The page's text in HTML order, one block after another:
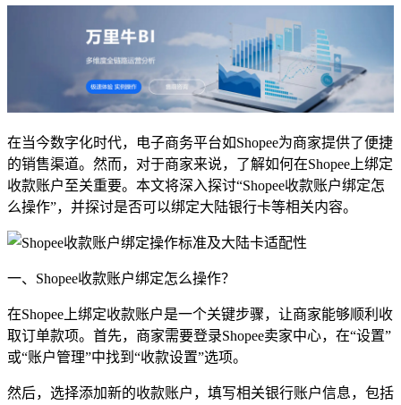
在当今数字化时代，电子商务平台如Shopee为商家提供了便捷
的销售渠道。然而，对于商家来说，了解如何在Shopee上绑定
收款账户至关重要。本文将深入探讨“Shopee收款账户绑定怎
么操作”，并探讨是否可以绑定大陆银行卡等相关内容。
一、Shopee收款账户绑定怎么操作？
在Shopee上绑定收款账户是一个关键步骤，让商家能够顺利收
取订单款项。首先，商家需要登录Shopee卖家中心，在“设置”
或“账户管理”中找到“收款设置”选项。
然后，选择添加新的收款账户，填写相关银行账户信息，包括